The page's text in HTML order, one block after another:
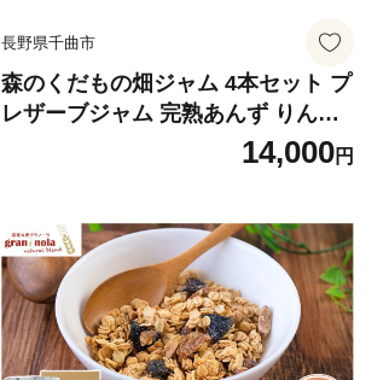
長野県千曲市
森のくだもの畑ジャム 4本セット プ
レザーブジャム 完熟あんず りんご
ジャム ブルーベリー いちごジャム
14,000円